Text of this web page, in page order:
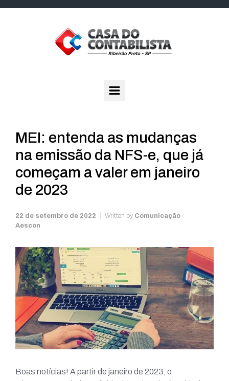
MEI: entenda as mudanças
na emissão da NFS-e, que já
começam a valer em janeiro
de 2023
22 de setembro de 2022 Written by Comunicação
Aescon
Boas notícias! A partir de janeiro de 2023, o